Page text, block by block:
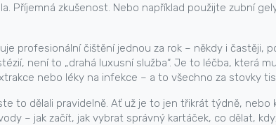
Příjemná zkušenost. Nebo například použijte zubní
profesionální čištění jednou za rok – někdy i častěji,
není to „drahá luxusní služba“. Je to léčba, která
nebo léky na infekce – a to všechno za stovky
dělali pravidelně. Ať už je to jen třikrát týdně, nebo
– jak začít, jak vybrat správný kartáček, co dělat,